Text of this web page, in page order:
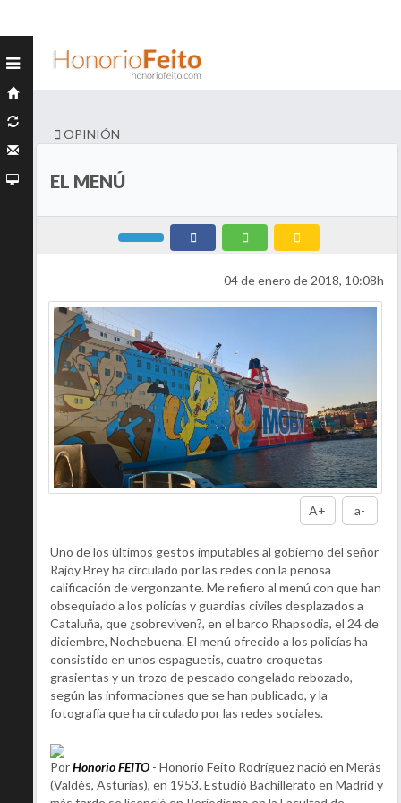
OPINIÓN
EL MENÚ
04 de enero de 2018, 10:08h
A+ a-
Uno de los últimos gestos imputables al gobierno del señor
Rajoy Brey ha circulado por las redes con la penosa
calificación de vergonzante. Me refiero al menú con que han
obsequiado a los policías y guardias civiles desplazados a
Cataluña, que ¿sobreviven?, en el barco Rhapsodia, el 24 de
diciembre, Nochebuena. El menú ofrecido a los policías ha
consistido en unos espaguetis, cuatro croquetas
grasientas y un trozo de pescado congelado rebozado,
según las informaciones que se han publicado, y la
fotografía que ha circulado por las redes sociales.
PorHonorio FEITO - Honorio Feito Rodríguez nació en Merás
(Valdés, Asturias), en 1953. Estudió Bachillerato en Madrid y